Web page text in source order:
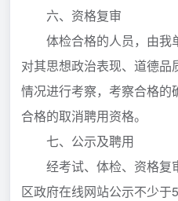
六、资格复审
体检合格的人员，由我
对其思想政治表现、道德
情况进行考察，考察合格的
合格的取消聘用资格。
七、公示及聘用
经考试、体检、资格复
区政府在线网站公示不少